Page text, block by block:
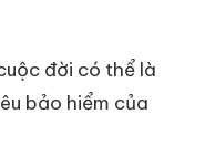
đời có thể là
bảo hiểm của